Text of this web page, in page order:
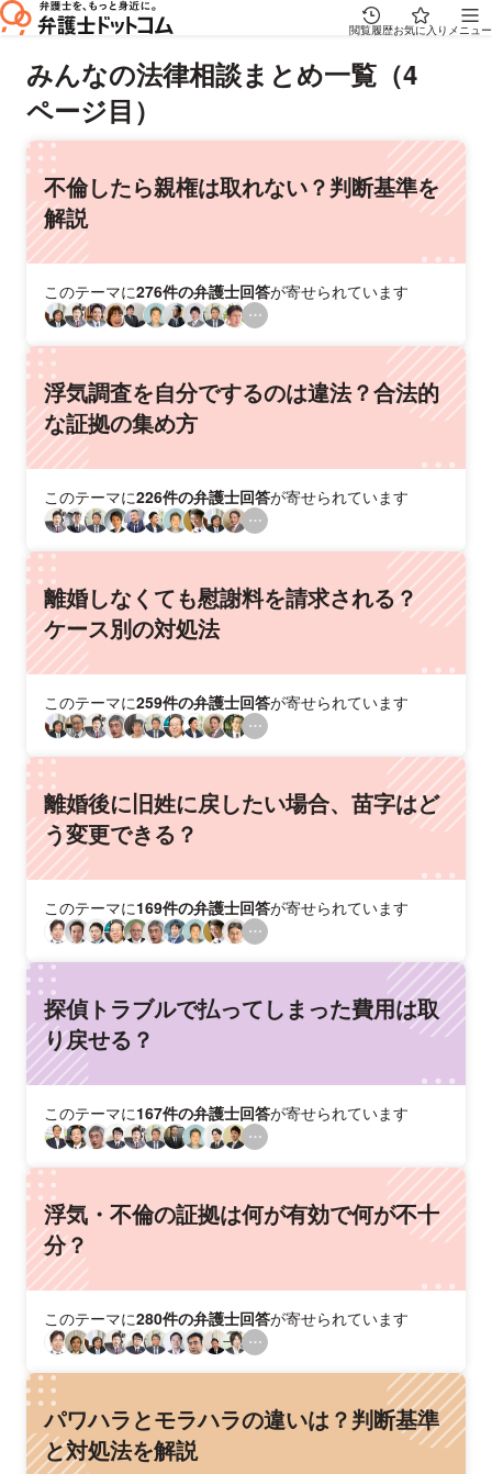
閲覧履歴お気に入り メニュー
みんなの法律相談まとめ一覧（4
ページ目）
不倫したら親権は取れない？判断基準を
解説
このテーマに276件の弁護士回答が寄せられています
浮気調査を自分でするのは違法？合法的
な証拠の集め方
このテーマに226件の弁護士回答が寄せられています
離婚しなくても慰謝料を請求される？
ケース別の対処法
このテーマに259件の弁護士回答が寄せられています
離婚後に旧姓に戻したい場合、苗字はど
う変更できる？
このテーマに169件の弁護士回答が寄せられています
探偵トラブルで払ってしまった費用は取
り戻せる？
このテーマに167件の弁護士回答が寄せられています
浮気・不倫の証拠は何が有効で何が不十
分？
このテーマに280件の弁護士回答が寄せられています
パワハラとモラハラの違いは？判断基準
と対処法を解説